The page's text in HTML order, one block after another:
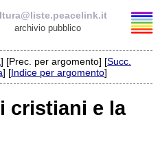
archivio pubblico
] [Prec. per argomento] [Succ.
] [Indice per argomento]
cristiani e la